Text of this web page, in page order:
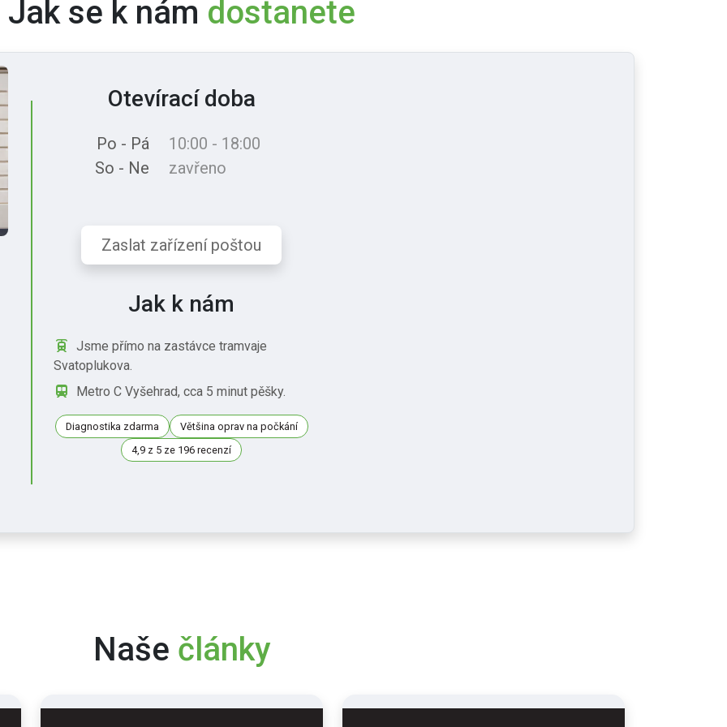
Jak se k nám dostanete
Otevírací doba
Po - Pá
10:00 - 18:00
So - Ne
zavřeno
Zaslat zařízení poštou
Jak k nám
Jsme přímo na zastávce tramvaje
Svatoplukova.
Metro C Vyšehrad, cca 5 minut pěšky.
Diagnostika zdarma
Většina oprav na počkání
4,9 z 5 ze 196 recenzí
Naše články